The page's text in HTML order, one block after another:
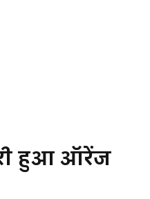
हुआ ऑरेंज